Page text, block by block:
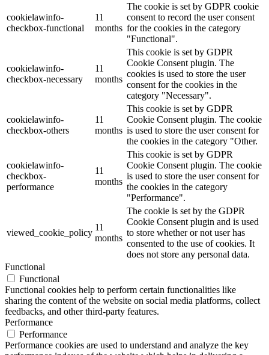
cookielawinfo-
checkbox-functional
11
months
The cookie is set by GDPR cookie
consent to record the user consent
for the cookies in the category
"Functional".
cookielawinfo-
checkbox-necessary
11
months
This cookie is set by GDPR
Cookie Consent plugin. The
cookies is used to store the user
consent for the cookies in the
category "Necessary".
cookielawinfo-
checkbox-others
11
months
This cookie is set by GDPR
Cookie Consent plugin. The cookie
is used to store the user consent for
the cookies in the category "Other.
cookielawinfo-
checkbox-
performance
11
months
This cookie is set by GDPR
Cookie Consent plugin. The cookie
is used to store the user consent for
the cookies in the category
"Performance".
viewed_cookie_policy
11
months
The cookie is set by the GDPR
Cookie Consent plugin and is used
to store whether or not user has
consented to the use of cookies. It
does not store any personal data.
Functional
Functional
Functional cookies help to perform certain functionalities like
sharing the content of the website on social media platforms, collect
feedbacks, and other third-party features.
Performance
Performance
Performance cookies are used to understand and analyze the key